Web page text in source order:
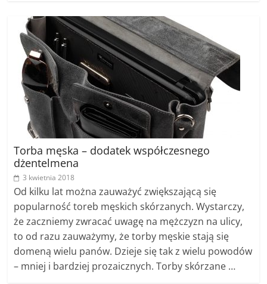
Torba męska – dodatek współczesnego
dżentelmena
3 kwietnia 2018
Od kilku lat można zauważyć zwiększającą się
popularność toreb męskich skórzanych. Wystarczy,
że zaczniemy zwracać uwagę na mężczyzn na ulicy,
to od razu zauważymy, że torby męskie stają się
domeną wielu panów. Dzieje się tak z wielu powodów
– mniej i bardziej prozaicznych. Torby skórzane …